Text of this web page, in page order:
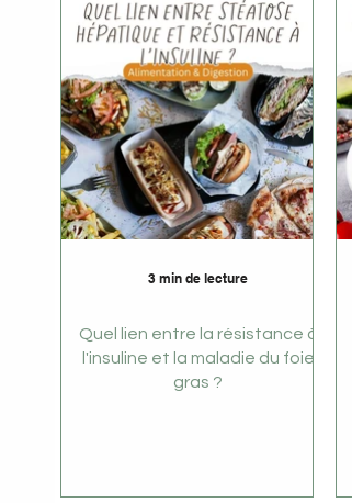
Quel lien entre la résistance à
l'insuline et la maladie du foie
gras ?
3 min de lecture